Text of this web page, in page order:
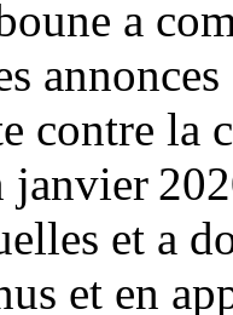
a
contre la
et a
et en